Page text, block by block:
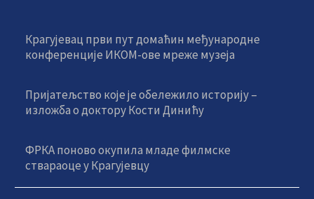
Крагујевац први пут домаћин међународне
конференције ИКОМ-ове мреже музеја
Пријатељство које је обележило историју –
изложба о доктору Кости Динићу
ФРКА поново окупила младе филмске
ствараоце у Крагујевцу